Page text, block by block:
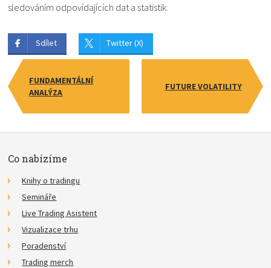
sledováním odpovídajících dat a statistik.
Sdílet Twitter (X)
FUNDAMENTÁLNÍ
ANALÝZA
FUTURE VOLATILITY
Co nabízíme
Knihy o tradingu
Semináře
Live Trading Asistent
Vizualizace trhu
Poradenství
Trading merch